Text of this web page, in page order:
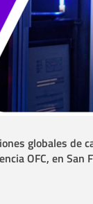
globales de
OFC, en San